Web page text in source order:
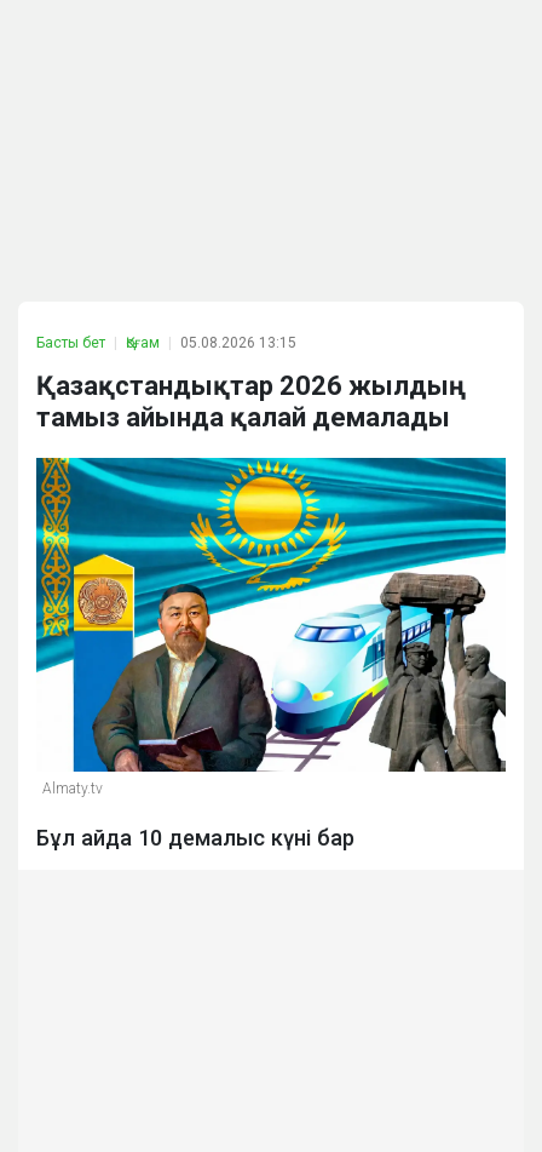
Басты бет Қоғам 05.08.2026 13:15
Қазақстандықтар 2026 жылдың
тамыз айында қалай демалады
Almaty.tv
Бұл айда 10 демалыс күні бар